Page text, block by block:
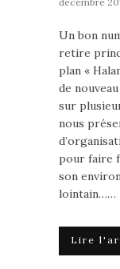
Un bon
retire
plan «
de
sur
nous
pour faire
son
lointain……
Lire